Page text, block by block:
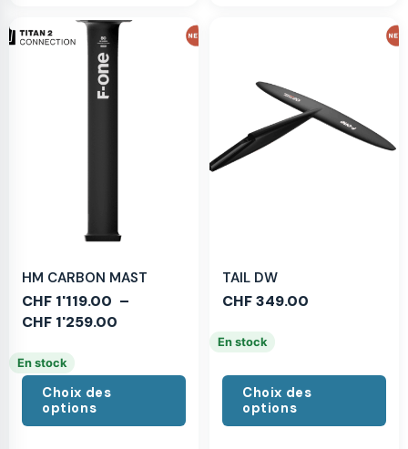
HM CARBON MAST
CHF 1'119.00 –
CHF 1'259.00
En stock
Choix des
options
TAIL DW
CHF349.00
En stock
Choix des
options